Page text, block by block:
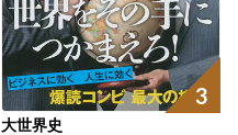
3
大世界史